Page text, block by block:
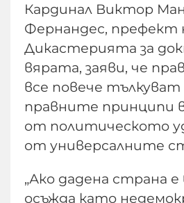
Кардинал Виктор
Фернандес, префект
Дикастерията за
вярата, заяви, че
все повече
правните принципи
от политическото
от универсалните
„Ако дадена страна е
осъжда като